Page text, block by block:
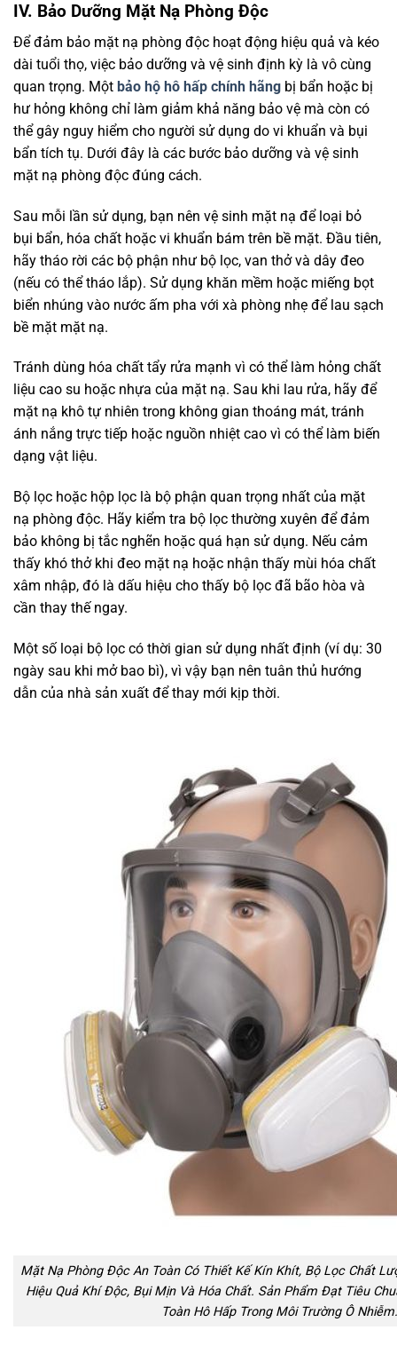
IV. Bảo Dưỡng Mặt Nạ Phòng Độc
Để đảm bảo mặt nạ phòng độc hoạt động hiệu quả và kéo
dài tuổi thọ, việc bảo dưỡng và vệ sinh định kỳ là vô cùng
quan trọng. Một bảo hộ hô hấp chính hãng bị bẩn hoặc bị
hư hỏng không chỉ làm giảm khả năng bảo vệ mà còn có
thể gây nguy hiểm cho người sử dụng do vi khuẩn và bụi
bẩn tích tụ. Dưới đây là các bước bảo dưỡng và vệ sinh
mặt nạ phòng độc đúng cách.
Sau mỗi lần sử dụng, bạn nên vệ sinh mặt nạ để loại bỏ
bụi bẩn, hóa chất hoặc vi khuẩn bám trên bề mặt. Đầu tiên,
hãy tháo rời các bộ phận như bộ lọc, van thở và dây đeo
(nếu có thể tháo lắp). Sử dụng khăn mềm hoặc miếng bọt
biển nhúng vào nước ấm pha với xà phòng nhẹ để lau sạch
bề mặt mặt nạ.
Tránh dùng hóa chất tẩy rửa mạnh vì có thể làm hỏng chất
liệu cao su hoặc nhựa của mặt nạ. Sau khi lau rửa, hãy để
mặt nạ khô tự nhiên trong không gian thoáng mát, tránh
ánh nắng trực tiếp hoặc nguồn nhiệt cao vì có thể làm biến
dạng vật liệu.
Bộ lọc hoặc hộp lọc là bộ phận quan trọng nhất của mặt
nạ phòng độc. Hãy kiểm tra bộ lọc thường xuyên để đảm
bảo không bị tắc nghẽn hoặc quá hạn sử dụng. Nếu cảm
thấy khó thở khi đeo mặt nạ hoặc nhận thấy mùi hóa chất
xâm nhập, đó là dấu hiệu cho thấy bộ lọc đã bão hòa và
cần thay thế ngay.
Một số loại bộ lọc có thời gian sử dụng nhất định (ví dụ: 30
ngày sau khi mở bao bì), vì vậy bạn nên tuân thủ hướng
dẫn của nhà sản xuất để thay mới kịp thời.
Mặt Nạ Phòng Độc An Toàn Có Thiết Kế Kín Khít, Bộ Lọc Chất
Hiệu Quả Khí Độc, Bụi Mịn Và Hóa Chất. Sản Phẩm Đạt Tiêu
Toàn Hô Hấp Trong Môi Trường Ô Nhiễm.